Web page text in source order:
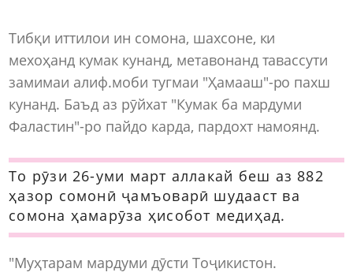
Тибқи иттилои ин сомона, шахсоне, ки
мехоҳанд кумак кунанд, метавонанд тавассути
замимаи алиф.моби тугмаи "Ҳамааш"-ро пахш
кунанд. Баъд аз рӯйхат "Кумак ба мардуми
Фаластин"-ро пайдо карда, пардохт намоянд.
То рӯзи 26-уми март аллакай беш аз 882
ҳазор сомонӣ ҷамъоварӣ шудааст ва
сомона ҳамарӯза ҳисобот медиҳад.
"Муҳтарам мардуми дӯсти Тоҷикистон.